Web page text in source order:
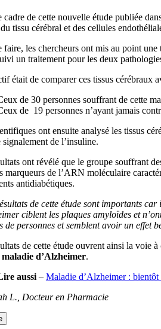
cadre de cette nouvelle étude publiée
tissu cérébral et des cellules
faire, les chercheurs ont mis au point
un traitement pour les deux
était de comparer ces tissus cérébraux
de 30 personnes souffrant de cette
de 19 personnes n’ayant jamais
ont ensuite analysé les tissus
signalement de l’insuline.
ont révélé que le groupe souffrant
marqueurs de l’ARN moléculaire
antidiabétiques.
de cette étude sont importants
ciblent les plaques amyloïdes et
de personnes et semblent avoir un effet
de cette étude ouvrent ainsi la voie
maladie d’Alzheimer.
aussi– Maladie d’Alzheimer : bientôt
L., Docteur en Pharmacie